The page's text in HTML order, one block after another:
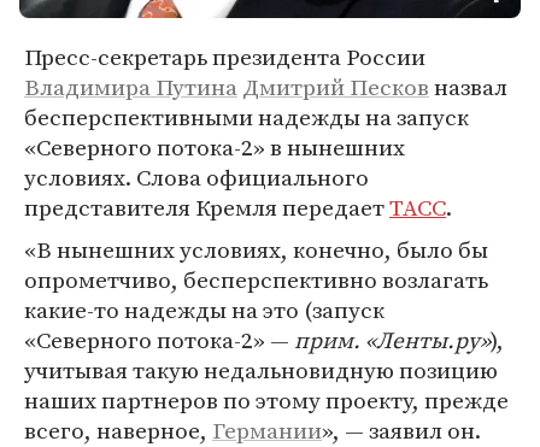
Пресс-секретарь президента России
Владимира ПутинаДмитрий Песковназвал
бесперспективными надежды на запуск
«Северного потока-2» в нынешних
условиях. Слова официального
представителя Кремля передаетТАСС.
«В нынешних условиях, конечно, было бы
опрометчиво, бесперспективно возлагать
какие-то надежды на это (запуск
«Северного потока-2» — прим. «Ленты.ру»),
учитывая такую недальновидную позицию
наших партнеров по этому проекту, прежде
всего, наверное, Германии», — заявил он.